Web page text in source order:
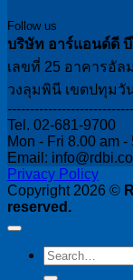
Follow us
บริษัท อาร์แอนด์ดี
เลขที่ 25 อาคารอั
วงลุมพินี เขตปทุมวั
Tel. 02-681-9700
Mon - Fri 8.00 am -
Email:
Privacy Policy
Copyright 2026 ©
reserved.